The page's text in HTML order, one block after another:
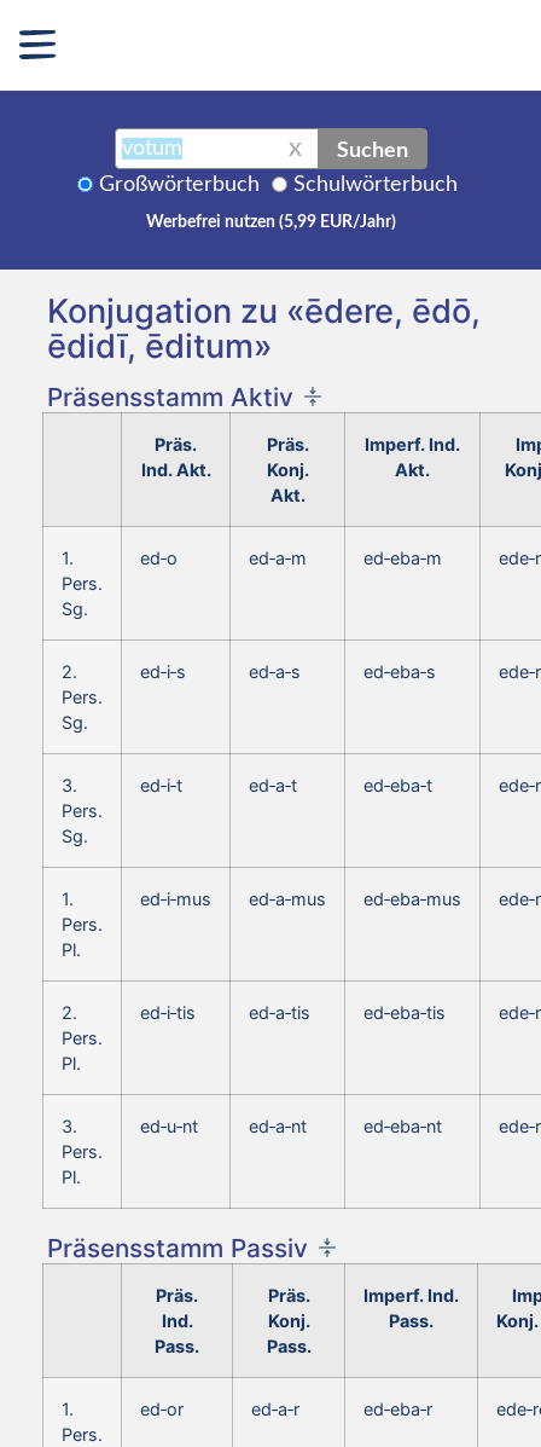
X Suchen
Großwörterbuch Schulwörterbuch
Werbefrei nutzen (5,99 EUR/Jahr)
Konjugation zu «ēdere, ēdō,
ēdidī, ēditum»
Präsensstamm Aktiv
Präs.
Ind. Akt.
Präs.
Konj.
Akt.
Imperf. Ind.
Akt.
1.
Pers.
Sg.
ed‑o ed‑a‑m ed‑eba‑m
2.
Pers.
Sg.
ed‑i‑s ed‑a‑s ed‑eba‑s
3.
Pers.
Sg.
ed‑i‑t ed‑a‑t ed‑eba‑t
1.
Pers.
Pl.
ed‑i‑mus ed‑a‑mus ed‑eba‑mus
2.
Pers.
Pl.
ed‑i‑tis ed‑a‑tis ed‑eba‑tis
3.
Pers.
Pl.
ed‑u‑nt ed‑a‑nt ed‑eba‑nt
Präsensstamm Passiv
Präs.
Ind.
Pass.
Präs.
Konj.
Pass.
Imperf. Ind.
Pass.
1.
Pers.
ed‑or ed‑a‑r ed‑eba‑r